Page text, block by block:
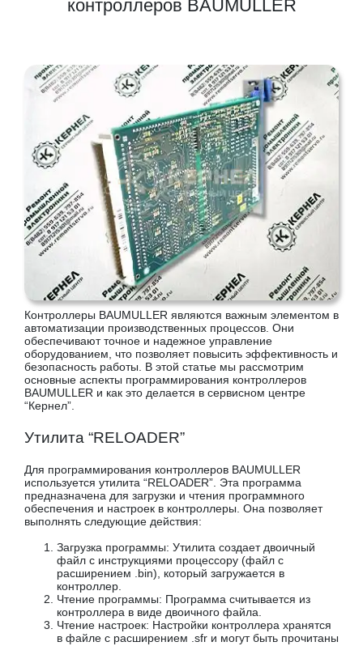
контроллеров BAUMULLER
Контроллеры BAUMULLER являются важным элементом в
автоматизации производственных процессов. Они
обеспечивают точное и надежное управление
оборудованием, что позволяет повысить эффективность и
безопасность работы. В этой статье мы рассмотрим
основные аспекты программирования контроллеров
BAUMULLER и как это делается в сервисном центре
“Кернел”.
Утилита “RELOADER”
Для программирования контроллеров BAUMULLER
используется утилита “RELOADER”. Эта программа
предназначена для загрузки и чтения программного
обеспечения и настроек в контроллеры. Она позволяет
выполнять следующие действия:
Загрузка программы: Утилита создает двоичный
файл с инструкциями процессору (файл с
расширением .bin), который загружается в
контроллер.
Чтение программы: Программа считывается из
контроллера в виде двоичного файла.
Чтение настроек: Настройки контроллера хранятся
в файле с расширением .sfr и могут быть прочитаны